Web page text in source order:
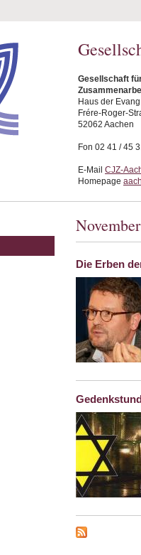
Gesellschaft
Haus der
Frére-Roger-
52062 Aachen
Fon 02 41 / 45
E-Mail CJZ-
Homepage
Die Erben